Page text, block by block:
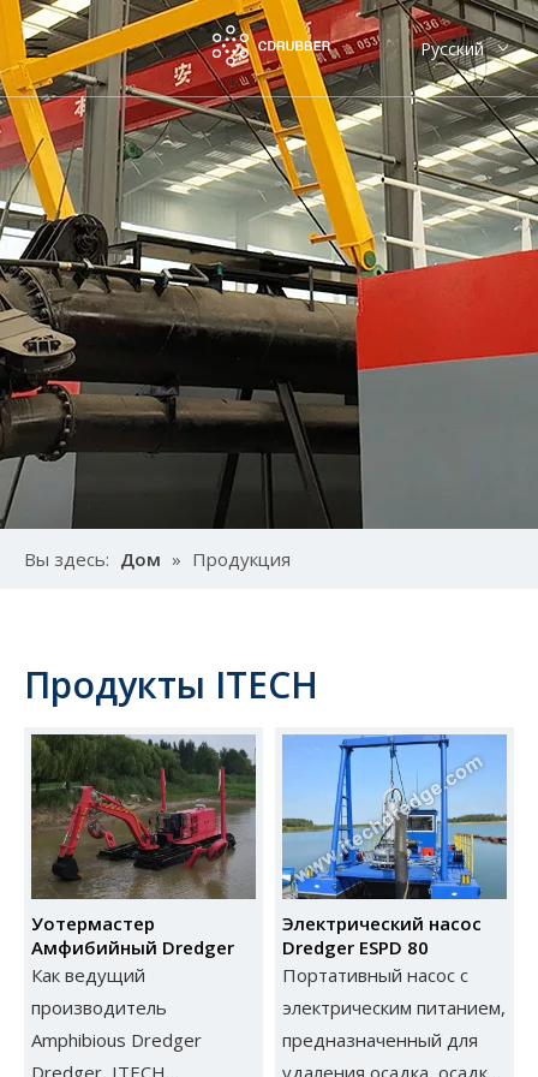
Pусский
English
Вы здесь: Дом » Продукция
Продукты ITECH
Уотермастер
Амфибийный Dredger
Как ведущий
производитель
Amphibious Dredger
Электрический насос
Dredger ESPD 80
Портативный насос с
электрическим питанием,
предназначенный для